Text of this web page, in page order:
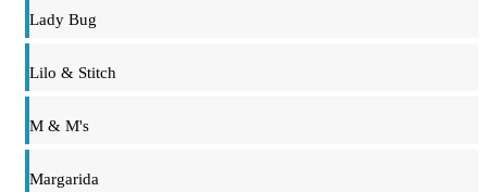
Lady Bug
Lilo & Stitch
M & M's
Margarida